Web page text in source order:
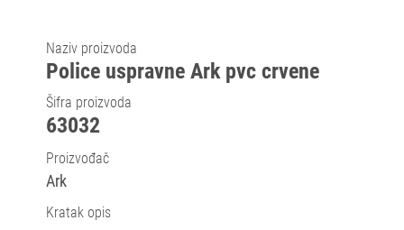
Naziv proizvoda
Police uspravne Ark pvc crvene
Šifra proizvoda
63032
Proizvođač
Ark
Kratak opis